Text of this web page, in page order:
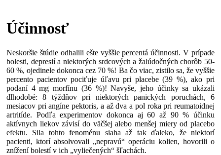
Účinnosť
Neskoršie štúdie odhalili ešte vyššie percentá účinnosti. V prípade
bolesti, depresií a niektorých srdcových a žalúdočných chorôb 50-
60 %, ojedinele dokonca cez 70 %! Ba čo viac, zistilo sa, že vyššie
percento pacientov pociťuje úľavu pri placebe (39 %), ako pri
podaní 4 mg morfínu (36 %)! Navyše, jeho účinky sa ukázali
dlhodobé: 8 týždňov pri niektorých panických poruchách, 6
mesiacov pri angíne pektoris, a až dva a pol roka pri reumatoidnej
artritíde. Podľa experimentov dokonca aj 60 až 90 % účinku
aktívnych liekov závisí do väčšej alebo menšej miery od placebo
efektu. Sila tohto fenoménu siaha až tak ďaleko, že niektorí
pacienti, ktorí absolvovali „nepravú“ operáciu kolien, hovorili o
znížení bolestí v ich „vyliečených“ šľachách.